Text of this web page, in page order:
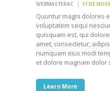
WEBMASTERAC 11 DE
Quuntur magni dolores
voluptatem sequi
quisquam est, qui
amet, consectetur,
numquam eius modi
et dolore magnam
Learn More